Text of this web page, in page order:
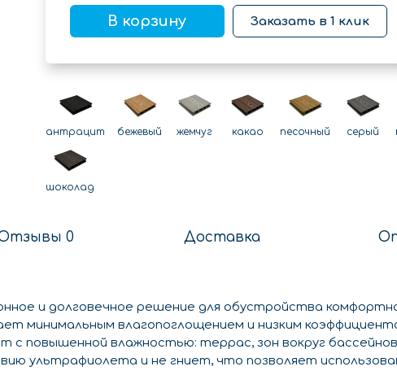
В корзину Заказать в 1 клик
антрацит бежевый жемчуг какао песочный серый
шоколад
0 Доставка
и долговечное решение для обустройства
минимальным влагопоглощением и низким
повышенной влажностью: террас, зон вокруг
ультрафиолета и не гниет, что позволяет